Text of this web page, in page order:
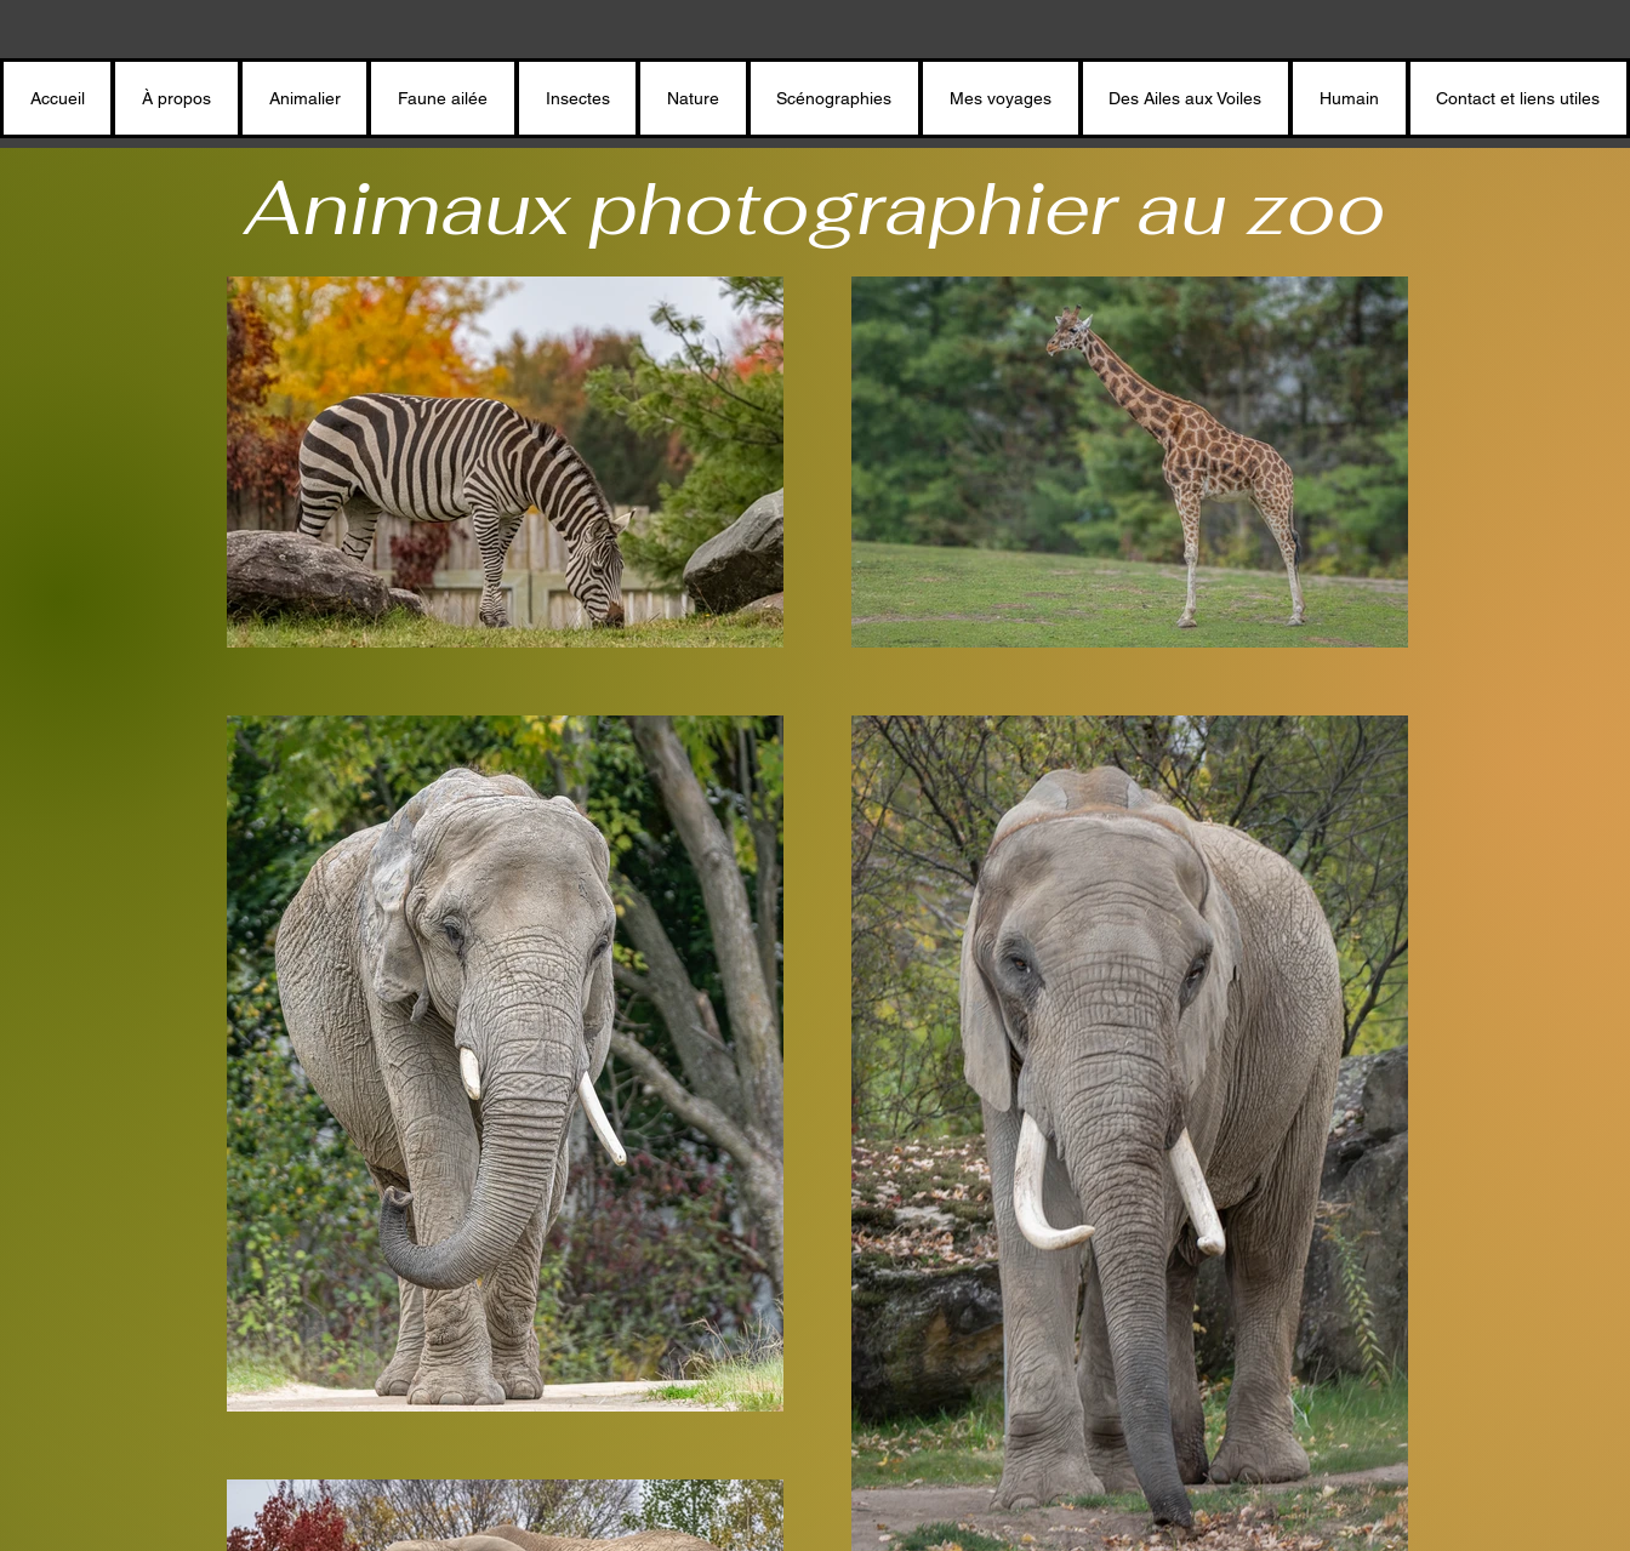
Accueil À propos Animalier Faune ailée Insectes Nature Scénographies Mes voyages Des Ailes aux Voiles Humain Contact et liens utiles
Animaux photographier au zoo